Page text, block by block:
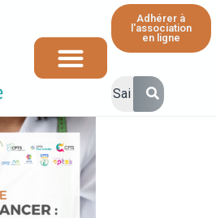
Adhérer à
l'association
en ligne